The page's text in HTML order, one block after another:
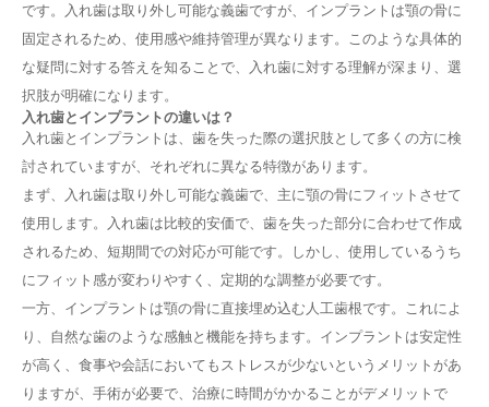
です。入れ歯は取り外し可能な義歯ですが、インプラントは顎の骨に
固定されるため、使用感や維持管理が異なります。このような具体的
な疑問に対する答えを知ることで、入れ歯に対する理解が深まり、選
択肢が明確になります。
入れ歯とインプラントの違いは？
入れ歯とインプラントは、歯を失った際の選択肢として多くの方に検
討されていますが、それぞれに異なる特徴があります。
まず、入れ歯は取り外し可能な義歯で、主に顎の骨にフィットさせて
使用します。入れ歯は比較的安価で、歯を失った部分に合わせて作成
されるため、短期間での対応が可能です。しかし、使用しているうち
にフィット感が変わりやすく、定期的な調整が必要です。
一方、インプラントは顎の骨に直接埋め込む人工歯根です。これによ
り、自然な歯のような感触と機能を持ちます。インプラントは安定性
が高く、食事や会話においてもストレスが少ないというメリットがあ
りますが、手術が必要で、治療に時間がかかることがデメリットで